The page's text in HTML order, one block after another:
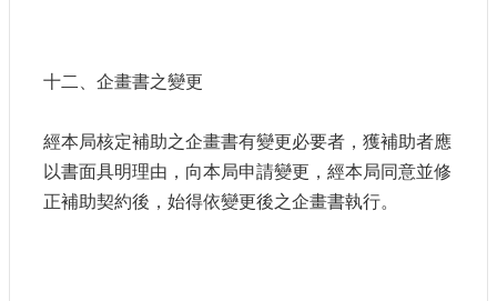
十二、企畫書之變更
經本局核定補助之企畫書有變更必要者，獲補助者應
以書面具明理由，向本局申請變更，經本局同意並修
正補助契約後，始得依變更後之企畫書執行。